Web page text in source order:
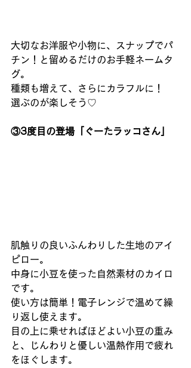
大切なお洋服や小物に、スナップでパ
チン！と留めるだけのお手軽ネームタ
グ。
種類も増えて、さらにカラフルに！
選ぶのが楽しそう♡
③3度目の登場「ぐーたラッコさん」
肌触りの良いふんわりした生地のアイ
ピロー。
中身に小豆を使った自然素材のカイロ
です。
使い方は簡単！電子レンジで温めて繰
り返し使えます。
目の上に乗せればほどよい小豆の重み
と、じんわりと優しい温熱作用で疲れ
をほぐします。